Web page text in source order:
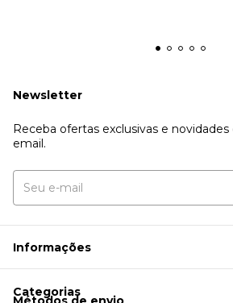
Newsletter
Receba ofertas exclusivas e
email.
Informações
Categorias